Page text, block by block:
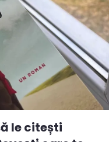
le citești